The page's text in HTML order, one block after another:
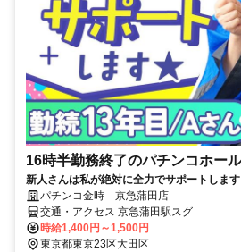
16時半勤務終了のパチンコホー
新人さんは私が絶対に全力でサポートしま
パチンコ金時 京急蒲田店
交通・アクセス 京急蒲田駅スグ
時給1,400円～1,500円
東京都東京23区大田区